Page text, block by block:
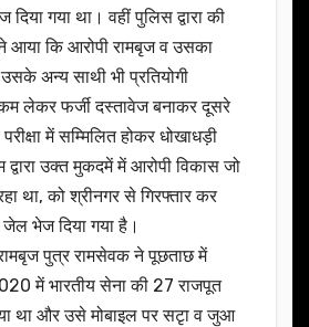
गया था। वहीं पुलिस द्वारा की
आया कि आरोपी रामबृज व उसका
अन्य साथी भी प्रतियोगी
लेकर फर्जी दस्तावेज बनाकर दूसरे
में सम्मिलित होकर धोखाधड़ी
उक्त मुकदमें में आरोपी विकास जो
था, को श्रीनगर से गिरफ्तार कर
भेज दिया गया है।
रामबृज पुत्र रामसेवक ने पूछताछ में
में भारतीय सेना की 27 राजपूत
था और उसे मोबाइल पर सटृा व जुआ